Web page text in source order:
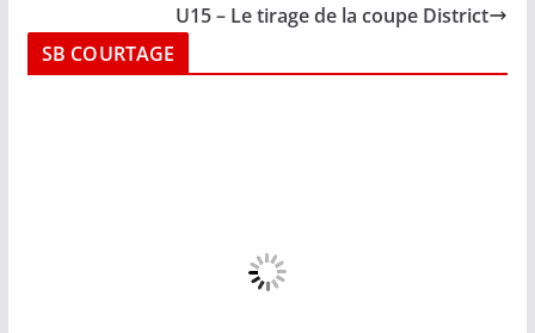
U15 – Le tirage de la coupe District
SB COURTAGE